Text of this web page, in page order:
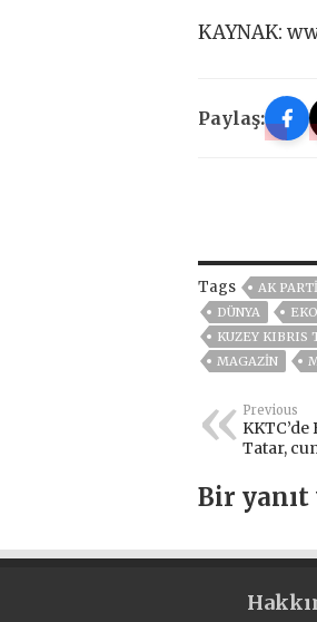
KAYNAK:
Paylaş:
Tags AK PARTİ
DÜNYA
KUZEY KIBRIS
MAGAZİN
Previous
Tatar,
Bir yanıt